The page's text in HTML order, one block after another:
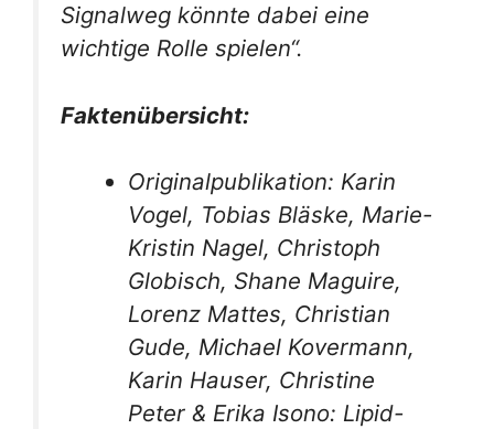
Signalweg könnte dabei eine
wichtige Rolle spielen“.
Faktenübersicht:
Originalpublikation: Karin
Vogel, Tobias Bläske, Marie-
Kristin Nagel, Christoph
Globisch, Shane Maguire,
Lorenz Mattes, Christian
Gude, Michael Kovermann,
Karin Hauser, Christine
Peter & Erika Isono: Lipid-